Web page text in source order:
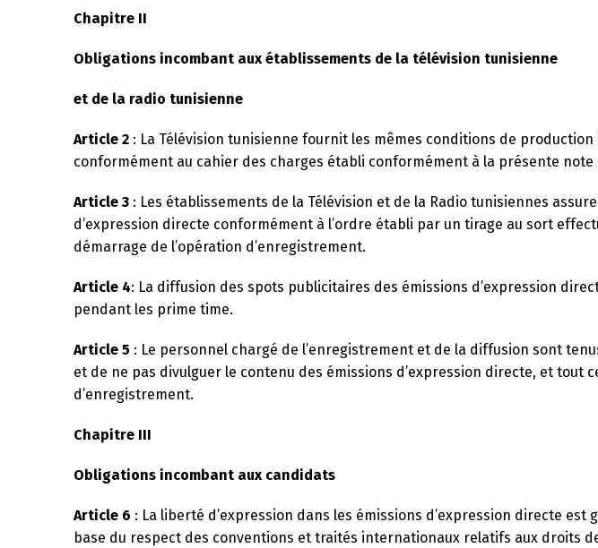
Chapitre II
Obligations incombant aux établissements de la télévision tunisienne
et de la radio tunisienne
Article 2 : La Télévision tunisienne fournit les mêmes conditions de
conformément au cahier des charges établi conformément à la présente note
Article 3 : Les établissements de la Télévision et de la Radio tunisiennes
d’expression directe conformément à l’ordre établi par un tirage au sort
démarrage de l’opération d’enregistrement.
Article 4: La diffusion des spots publicitaires des émissions d’expression
pendant les prime time.
Article 5 : Le personnel chargé de l’enregistrement et de la diffusion sont
et de ne pas divulguer le contenu des émissions d’expression directe, et tout
d’enregistrement.
Chapitre III
Obligations incombant aux candidats
Article 6 : La liberté d’expression dans les émissions d’expression directe
base du respect des conventions et traités internationaux relatifs aux droits
Français